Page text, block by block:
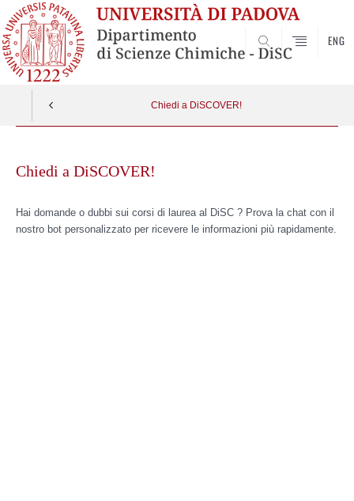
SEARCH
ENG
Chiedi a DiSCOVER!
contentChiedi a DiSCOVER!
Hai domande o dubbi sui corsi di laurea al DiSC ? Prova la chat con il
nostro bot personalizzato per ricevere le informazioni più rapidamente.